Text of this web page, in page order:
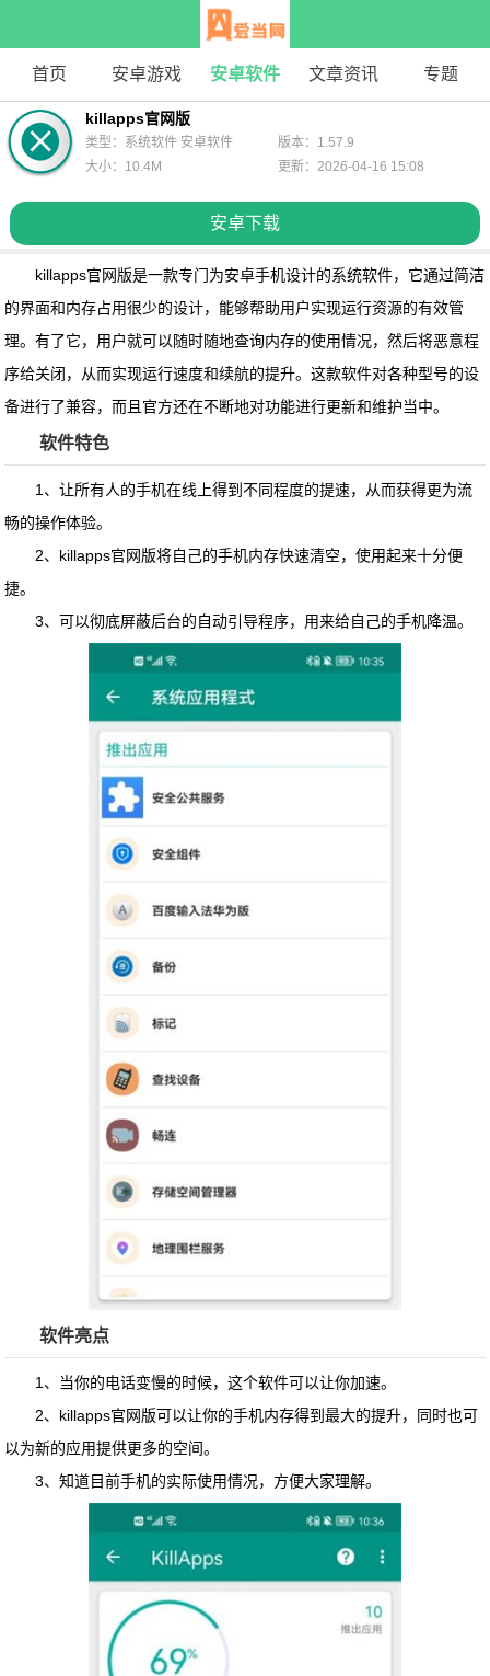
首页 安卓游戏 安卓软件 文章资讯 专题
killapps官网版
安卓下载
类型：系统软件 安卓软件
版本：1.57.9
大小：10.4M
更新：2026-04-16 15:08
killapps官网版是一款专门为安卓手机设计的系统软件，它通过简洁
的界面和内存占用很少的设计，能够帮助用户实现运行资源的有效管
理。有了它，用户就可以随时随地查询内存的使用情况，然后将恶意程
序给关闭，从而实现运行速度和续航的提升。这款软件对各种型号的设
备进行了兼容，而且官方还在不断地对功能进行更新和维护当中。
软件特色
1、让所有人的手机在线上得到不同程度的提速，从而获得更为流
畅的操作体验。
2、 killapps官网版将自己的手机内存快速清空，使用起来十分便
捷。
3、可以彻底屏蔽后台的自动引导程序，用来给自己的手机降温。
软件亮点
1、当你的电话变慢的时候，这个软件可以让你加速。
2、 killapps官网版可以让你的手机内存得到最大的提升，同时也可
以为新的应用提供更多的空间。
3、知道目前手机的实际使用情况，方便大家理解。